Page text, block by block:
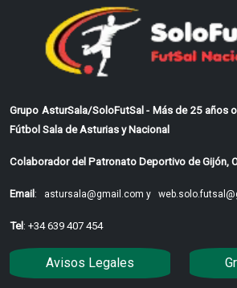
Grupo AsturSala/SoloFutSal - Más de 25 años
Fútbol Sala de Asturias y Nacional
Colaborador del Patronato Deportivo de Gijón,
Email: astursala@gmail.com y
Tel: +34 639 407 454
Avisos Legales